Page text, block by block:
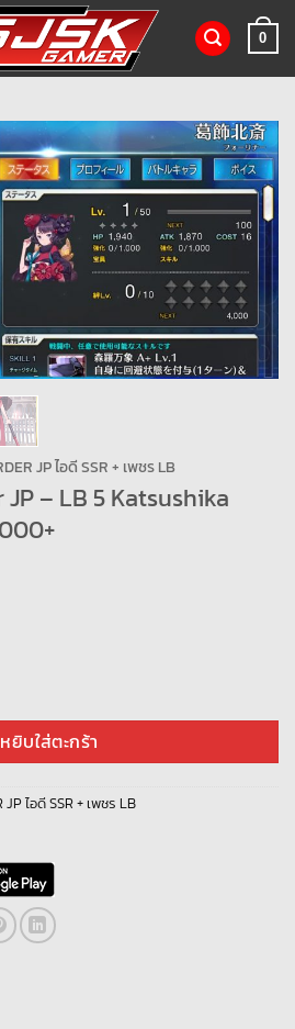
0
JP ไอดี SSR + เพชร LB
– LB 5 Katsushika
- LB 5 Katsushika Hokusai + เพชร 2000+ ชิ้
หยิบใส่ตะกร้า
JP ไอดี SSR + เพชร LB